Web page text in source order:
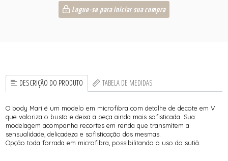
Logue-se para iniciar sua compra
DESCRIÇÃO DO PRODUTO TABELA DE MEDIDAS
O body Mari é um modelo em microfibra com detalhe de decote em V
que valoriza o busto e deixa a peça ainda mais sofisticada. Sua
modelagem acompanha recortes em renda que transmitem a
sensualidade, delicadeza e sofisticação das mesmas.
Opção toda forrada em microfibra, possibilitando o uso do sutiã.